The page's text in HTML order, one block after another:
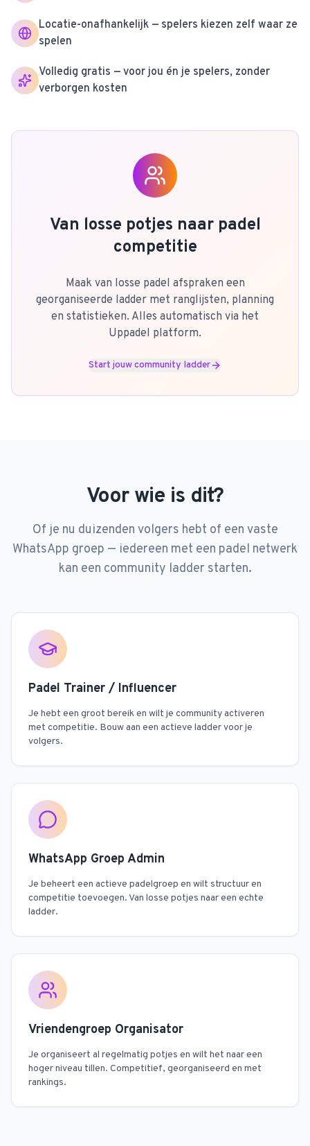
Locatie-onafhankelijk — spelers kiezen zelf waar ze
spelen
Volledig gratis — voor jou én je spelers, zonder
verborgen kosten
Van losse potjes naar padel
competitie
Maak van losse padel afspraken een
georganiseerde ladder met ranglijsten, planning
en statistieken. Alles automatisch via het
Uppadel platform.
Start jouw community ladder
Voor wie is dit?
Of je nu duizenden volgers hebt of een vaste
WhatsApp groep — iedereen met een padel netwerk
kan een community ladder starten.
Padel Trainer / Influencer
Je hebt een groot bereik en wilt je community activeren
met competitie. Bouw aan een actieve ladder voor je
volgers.
WhatsApp Groep Admin
Je beheert een actieve padelgroep en wilt structuur en
competitie toevoegen. Van losse potjes naar een echte
ladder.
Vriendengroep Organisator
Je organiseert al regelmatig potjes en wilt het naar een
hoger niveau tillen. Competitief, georganiseerd en met
rankings.